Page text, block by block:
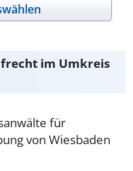
im Umkreis
für
von Wiesbaden